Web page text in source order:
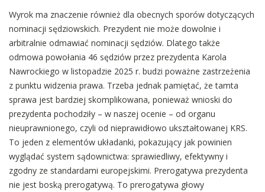
Wyrok ma znaczenie również dla obecnych sporów dotyczących
nominacji sędziowskich. Prezydent nie może dowolnie i
arbitralnie odmawiać nominacji sędziów. Dlatego także
odmowa powołania 46 sędziów przez prezydenta Karola
Nawrockiego w listopadzie 2025 r. budzi poważne zastrzeżenia
z punktu widzenia prawa. Trzeba jednak pamiętać, że tamta
sprawa jest bardziej skomplikowana, ponieważ wnioski do
prezydenta pochodziły – w naszej ocenie – od organu
nieuprawnionego, czyli od nieprawidłowo ukształtowanej KRS.
To jeden z elementów układanki, pokazujący jak powinien
wyglądać system sądownictwa: sprawiedliwy, efektywny i
zgodny ze standardami europejskimi. Prerogatywa prezydenta
nie jest boską prerogatywą. To prerogatywa głowy